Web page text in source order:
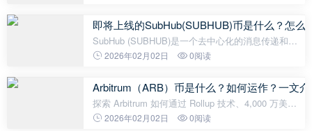
来走势变得前所未有的重要。&zwj;&zwj;
即将上线的SubHub(SUBHUB)币是什么？怎
SubHub (SUBHUB)是一个去中心化的消息传递和互
动平台，在 Web3 的快速发展中应运而生。它彻底改
了巨大的沟通鸿沟。在 Web2 中，
2026年02月02日 0阅读
Arbitrum（ARB）币是什么？如何运作？一文
探索 Arbitrum 如何通过 Rollup 技术、4,000 万美元
DeFi 激励与 Robinhood 合作，推动以太坊扩展。 什
2026年02月02日 0阅读